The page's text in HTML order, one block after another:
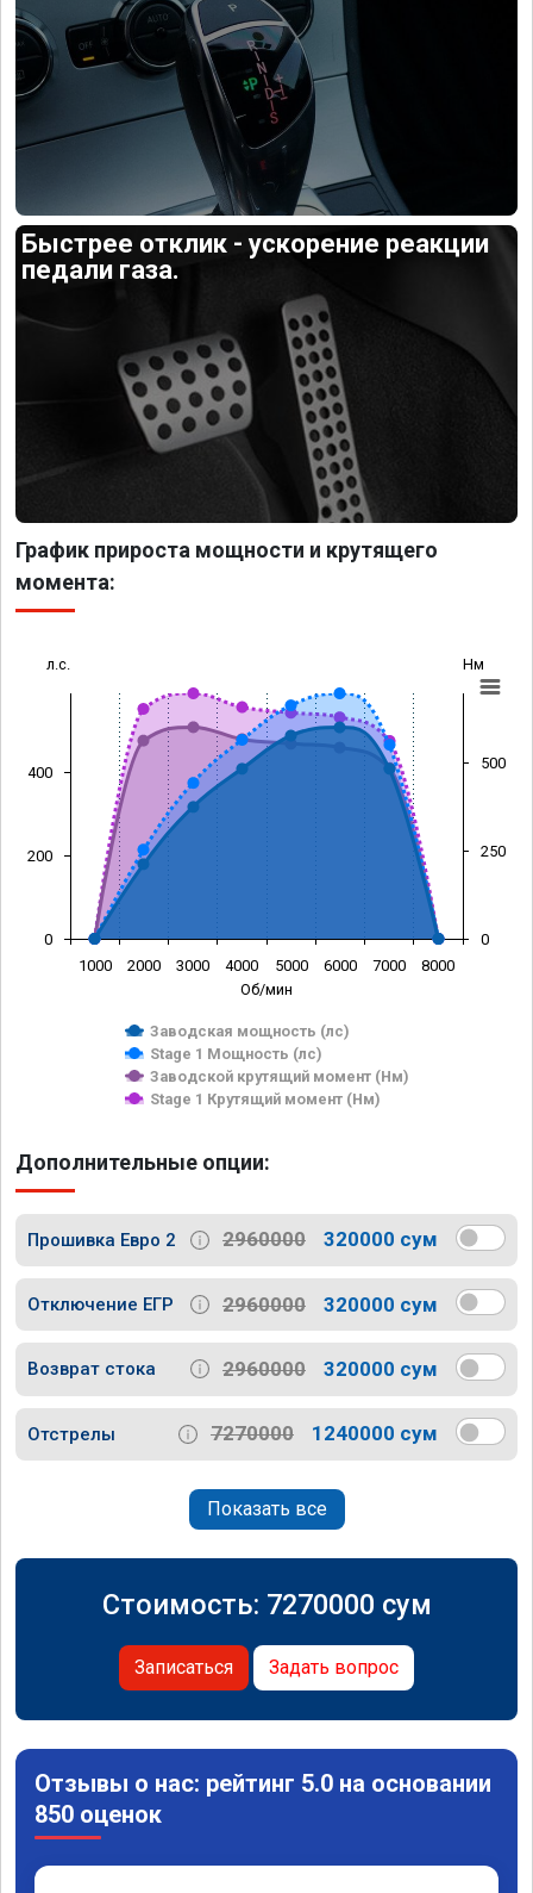
Быстрее отклик - ускорение реакции
педали газа.
График прироста мощности и крутящего
момента:
Об/мин
л.с. Нм
Заводская мощность (лс)
Stage 1 Мощность (лс)
Заводской крутящий момент (Нм)
Stage 1 Крутящий момент (Нм)
1000 2000 3000 4000 5000 6000 7000 8000
0
200
400
0
250
500
Дополнительные опции:
Прошивка Евро 2 2960000 320000 сум
Отключение ЕГР 2960000 320000 сум
Возврат стока 2960000 320000 сум
Отстрелы 7270000 1240000 сум
Показать все
Стоимость: 7270000 сум
Записаться Задать вопрос
Отзывы о нас: рейтинг 5.0 на основании
850 оценок